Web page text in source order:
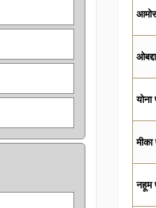
आमोस
योना
मीका
नहूम